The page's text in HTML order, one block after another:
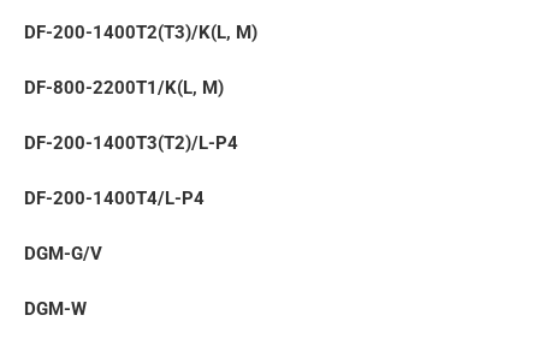
DF-200-1400T2(T3)/K(L, M)
DF-800-2200T1/K(L, M)
DF-200-1400T3(T2)/L-P4
DF-200-1400T4/L-P4
DGM-G/V
DGM-W